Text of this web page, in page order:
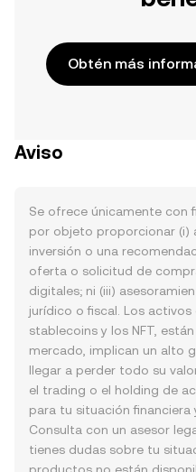
Obtén más
Aviso
Se ofrece únicamente con
por objeto proporcionar (i)
inversión o una
oferta o solicitud de
digitales; ni (iii)
jurídico o fiscal. Los
stablecoins y los NFT,
mercado, implican un alto
llegar a perder todo su
el trading o el holding de
para tu situación financiera
Consulta con un asesor
tienes dudas sobre tu